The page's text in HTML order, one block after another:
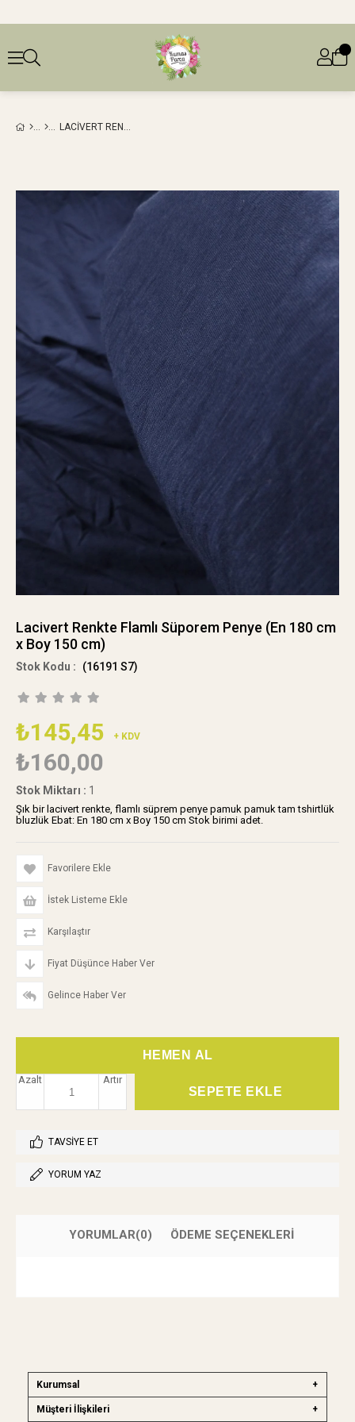
LACIVERT RENKTE FLAMLI SÜPOREM PENYE (EN 180 CM X BOY 150 CM)
Lacivert Renkte Flamlı Süporem Penye (En 180 cm
x Boy 150 cm)
(16191 S7)
₺145,45 + KDV
₺160,00
Stok Miktarı : 1
Şık bir lacivert renkte, flamlı süprem penye pamuk pamuk tam tshirtlük
bluzlük Ebat: En 180 cm x Boy 150 cm Stok birimi adet.
Favorilere Ekle
İstek Listeme Ekle
Karşılaştır
Fiyat Düşünce Haber Ver
Gelince Haber Ver
Artır
Azalt
TAVSIYE ET
YORUM YAZ
YORUMLAR(0) ÖDEME SEÇENEKLERI
Kurumsal
Müşteri İlişkileri